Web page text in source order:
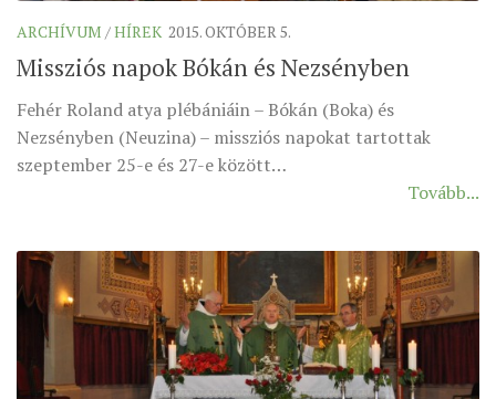
KOORDINÁLÓ BIZOTTSÁG
ZSINATI TAGOK
ZSINATI HÍREK-ÚJSÁG
PASZTORÁLSZOCIOLÓGIAI FELMÉRÉS
„GYERMEKVÉDELMI” KIHÍVÁSOK KÁNONJOGI
MEGKÖZELÍTÉSBEN
ARCHÍVUM /HÍREK 2015. OKTÓBER 5.
Missziós napok Bókán és Nezsényben
Fehér Roland atya plébániáin – Bókán (Boka) és
Nezsényben (Neuzina) – missziós napokat tartottak
szeptember 25-e és 27-e között…
Tovább...